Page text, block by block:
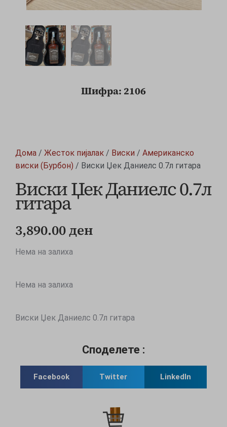
Шифра: 2106
Дома / Жесток пијалак / Виски / Американско
виски (Бурбон) / Виски Џек Даниелс 0.7л гитара
Виски Џек Даниелс 0.7л
гитара
3,890.00ден
Нема на залиха
Нема на залиха
Виски Џек Даниелс 0.7л гитара
Споделете :
Facebook Twitter LinkedIn